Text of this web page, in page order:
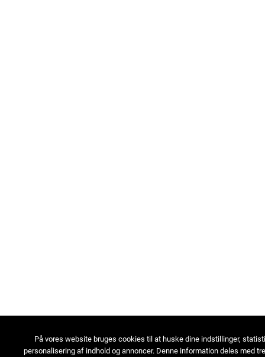
På vores website bruges cookies til at huske dine indstillinger,
personalisering af indhold og annoncer. Denne information deles med